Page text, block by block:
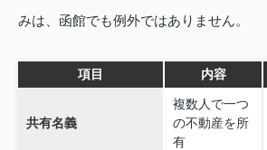
みは、函館でも例外ではありません。
項目 内容
共有名義
複数人で一つ
の不動産を所
有